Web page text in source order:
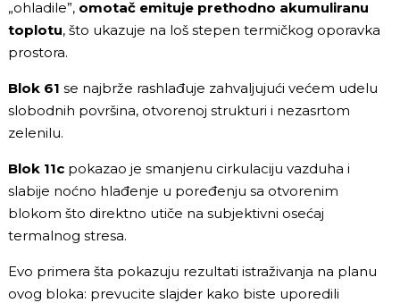
„ohladile”, omotač emituje prethodno akumuliranu
toplotu, što ukazuje na loš stepen termičkog oporavka
prostora.
Blok 61 se najbrže rashlađuje zahvaljujući većem udelu
slobodnih površina, otvorenoj strukturi i nezasrtom
zelenilu.
Blok 11c pokazao je smanjenu cirkulaciju vazduha i
slabije noćno hlađenje u poređenju sa otvorenim
blokom što direktno utiče na subjektivni osećaj
termalnog stresa.
Evo primera šta pokazuju rezultati istraživanja na planu
ovog bloka: prevucite slajder kako biste uporedili